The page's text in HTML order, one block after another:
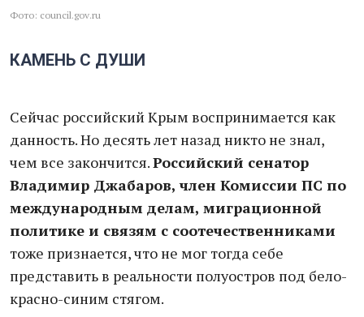
Фото: council.gov.ru
КАМЕНЬ С ДУШИ
Сейчас российский Крым воспринимается как
данность. Но десять лет назад никто не знал,
чем все закончится.Российский сенатор
Владимир Джабаров, член Комиссии ПС по
международным делам, миграционной
политике и связям с соотечественниками
тоже признается, что не мог тогда себе
представить в реальности полуостров под бело-
красно-синим стягом.